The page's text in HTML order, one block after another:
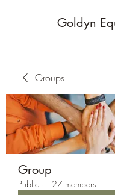
Goldyn
Groups
Group
Public · 127 members